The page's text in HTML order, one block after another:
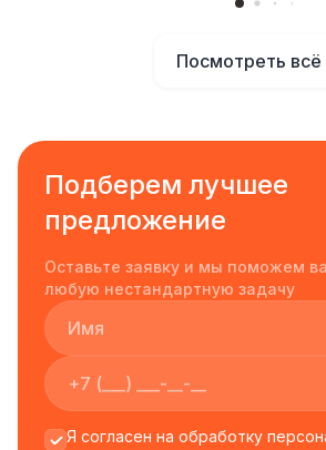
Посмотреть всё
Подберем лучшее
предложение
Оставьте заявку и мы поможем
любую нестандартную задачу
Я согласен на обработку